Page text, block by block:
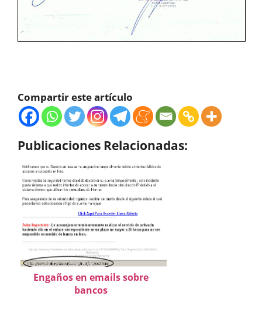
Compartir este artículo
Publicaciones Relacionadas:
Engaños en emails sobre
bancos